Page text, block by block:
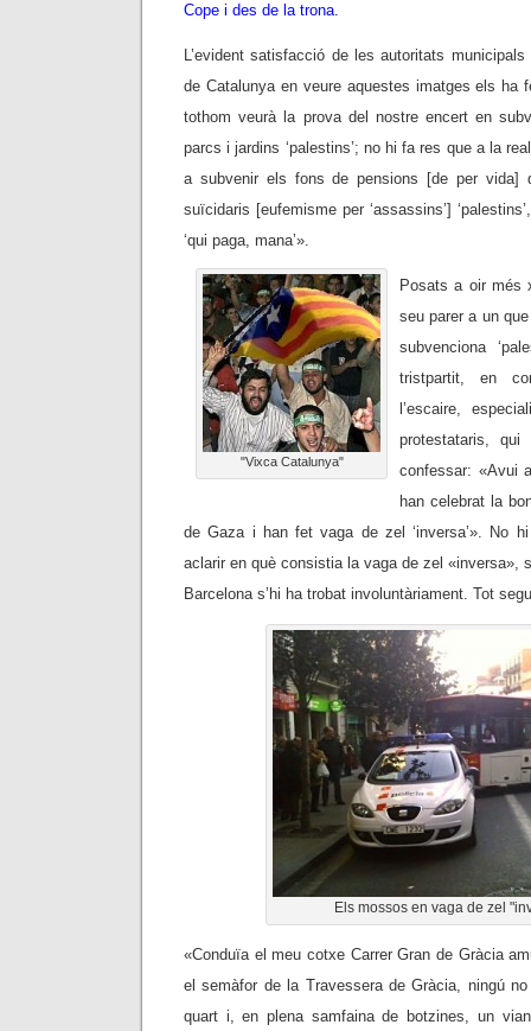
Cope i des de la trona.
L’evident satisfacció de les autoritats
de Catalunya en veure aquestes imatges els ha
tothom veurà la prova del nostre encert en
parcs i jardins ‘palestins’; no hi fa res que a la
a subvenir els fons de pensions [de per vida]
suïcidaris [eufemisme per ‘assassins’]
‘qui paga, mana’».
"Vixca Catalunya"
Posats a oir més
seu parer a un
subvenciona
tristpartit, en
l’escaire,
protestataris,
confessar: «Avui
han celebrat la
de Gaza i han fet vaga de zel ‘inversa’». No
aclarir en què consistia la vaga de zel «inversa»,
Barcelona s’hi ha trobat involuntàriament. Tot
Els mossos en vaga de zel
«Conduïa el meu cotxe Carrer Gran de Gràcia
el semàfor de la Travessera de Gràcia, ningú
quart i, en plena samfaina de botzines, un